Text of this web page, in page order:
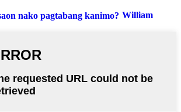
William